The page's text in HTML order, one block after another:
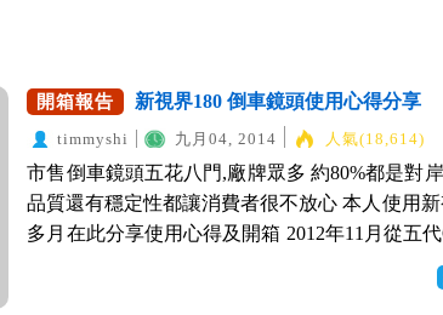
開箱報告 新視界180 倒車鏡頭使用心得分享
timmyshi 九月04, 2014 人氣(18,614)
市售倒車鏡頭五花八門,廠牌眾多 約80%都是對
品質還有穩定性都讓消費者很不放心 本人使用
多月在此分享使用心得及開箱 2012年11月從五
四代CR-V 在購置新車時就考慮到大車身的角
於是在新車選配配件第一考量就是倒車鏡頭 當